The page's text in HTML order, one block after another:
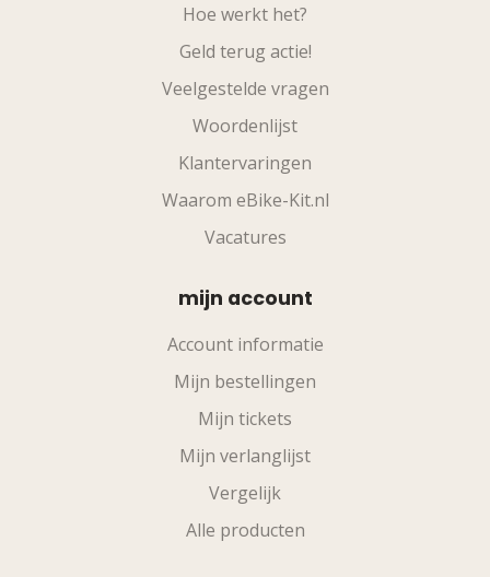
Hoe werkt het?
Geld terug actie!
Veelgestelde vragen
Woordenlijst
Klantervaringen
Waarom eBike-Kit.nl
Vacatures
mijn account
Account informatie
Mijn bestellingen
Mijn tickets
Mijn verlanglijst
Vergelijk
Alle producten